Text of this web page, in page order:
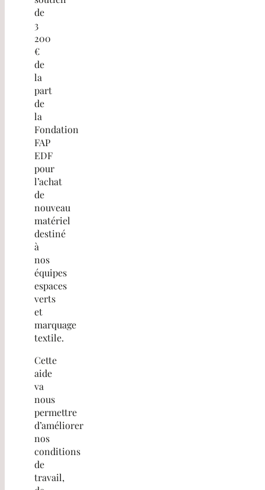
de
3
200
€
de
la
part
de
la
Fondation
FAP
EDF
pour
l’achat
de
nouveau
matériel
destiné
à
nos
équipes
espaces
verts
et
marquage
textile.
Cette
aide
va
nous
permettre
d’améliorer
nos
conditions
de
travail,